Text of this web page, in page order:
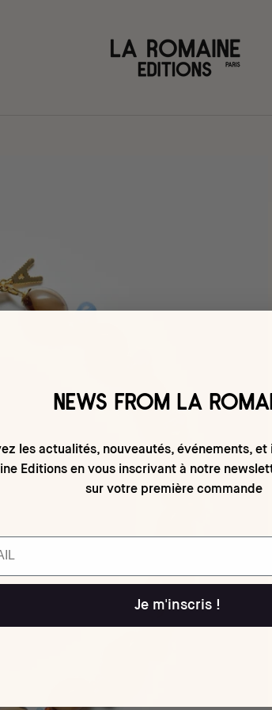
NEWS FROM LA
les actualités, nouveautés, événements, et
Editions en vous inscrivant à notre
sur votre première commande
Je m'inscris !